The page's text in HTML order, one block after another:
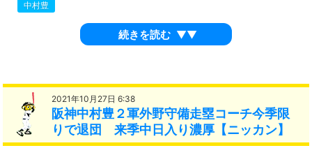
中村豊
続きを読む ▼▼
2021年10月27日 6:38
阪神中村豊２軍外野守備走塁コーチ今季限
りで退団 来季中日入り濃厚【ニッカン】